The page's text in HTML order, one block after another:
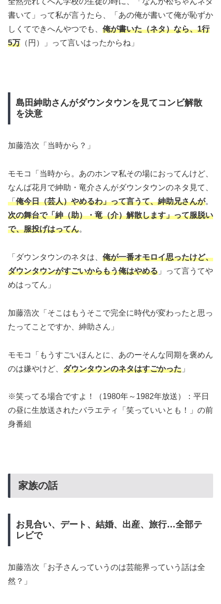
書いて」って私が言うたら、「あの俺が書いて俺が恥ずか
しくてできへんやつでも、 俺が書いた（ネタ）なら、1行
5万 （円）」って言いはったからね」
島田紳助さんがダウンタウンを見てコンビ解散
を決意
加藤浩次「当時から？」
モモコ「当時から。あのホンマ私その場におってんけど、
なんば花月で紳助・竜介さんがダウンタウンのネタ見て、
「俺今日（芸人）やめるわ」って言うて、紳助兄さんが。
次の舞台で「紳（助）・竜（介）解散します」って服脱い
で、服投げはってん。
「ダウンタウンのネタは、 俺が一番オモロイ思ったけど、
ダウンタウンがすごいからもう俺はやめる 」って言うてや
めはってん」
加藤浩次「そこはもうそこで完全に時代が変わったと思っ
たってことですか、紳助さん」
モモコ「もうすごいほんとに、あのーそんな同期を褒めん
のは嫌やけど、 ダウンタウンのネタはすごかった 」
※笑ってる場合ですよ！（1980年～1982年放送）：平日
の昼に生放送されたバラエティ「笑っていいとも！」の前
身番組
家族の話
お見合い、デート、結婚、出産、旅行…全部テ
レビで
加藤浩次「お子さんっていうのは芸能界っていう話は全
然？」